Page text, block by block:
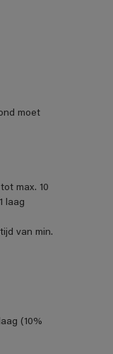
moet
max. 10
laag
van min.
(10%